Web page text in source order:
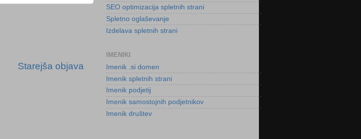
Starejša objava
SEO optimizacija spletnih strani
Spletno oglaševanje
Izdelava spletnih strani
IMENIKI
Imenik .si domen
Imenik spletnih strani
Imenik podjetij
Imenik samostojnih podjetnikov
Imenik društev